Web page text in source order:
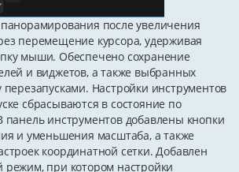
после увеличения
перемещение курсора, удерживая
мыши. Обеспечено сохранение
и виджетов, а также выбранных
перезапусками. Настройки инструментов
сбрасываются в состояние по
инструментов добавлены кнопки
и уменьшения масштаба, а также
координатной сетки. Добавлен
при котором настройки